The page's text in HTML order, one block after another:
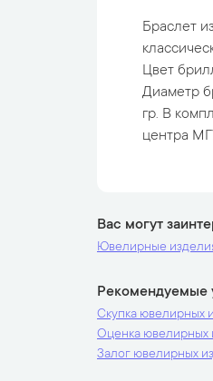
Браслет
Цвет
Диаметр
гр. В
центра
Вас могут
Ювелирные
Рекомендуемые
Скупка ювелирных
Оценка ювелирных
Залог ювелирных